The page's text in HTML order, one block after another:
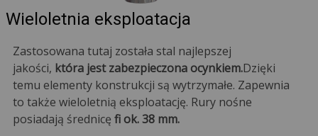
Wieloletnia eksploatacja
Zastosowana tutaj została stal najlepszej
jakości, która jest zabezpieczona ocynkiem.Dzięki
temu elementy konstrukcji są wytrzymałe. Zapewnia
to także wieloletnią eksploatację. Rury nośne
posiadają średnicę fi ok. 38 mm.